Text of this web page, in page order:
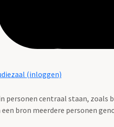
(inloggen)
personen centraal staan,
bron meerdere personen